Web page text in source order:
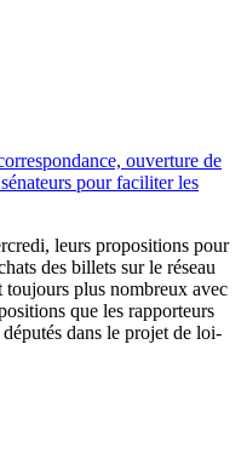
ouverture de
pour faciliter les
leurs propositions pour
des billets sur le réseau
toujours plus nombreux avec
que les rapporteurs
dans le projet de loi-